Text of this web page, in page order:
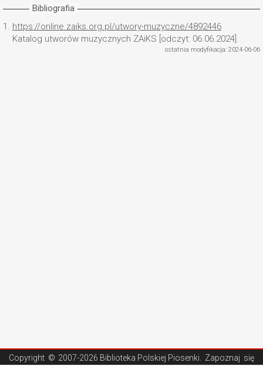
Bibliografia
1. https://online.zaiks.org.pl/utwory-muzyczne/4892446
Katalog utworów muzycznych ZAiKS [odczyt: 06.06.2024].
ostatnia modyfikacja: 2024-06-06
Copyright © 2007-2026 Biblioteka Polskiej Piosenki . Zapoznaj się